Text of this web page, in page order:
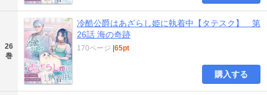
26
巻
冷酷公爵はあざらし姫に執着中【タテスク】 第
26話 海の奇跡
170ページ |65pt
購入する